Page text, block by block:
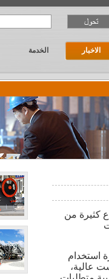
الخدمة الاخبار
كثيرة من
استخدام
عالية،